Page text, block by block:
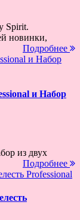
Spirit.
новинки,
Подробнее
и Набор
из двух
Подробнее